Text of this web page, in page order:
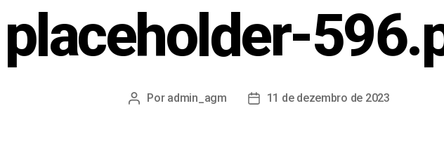
placeholder-
Por admin_agm 11 de dezembro de 2023